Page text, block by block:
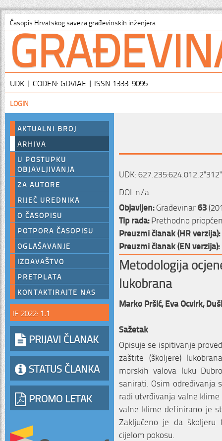
Časopis Hrvatskog saveza građevinskih inženjera
UDK | CODEN: GDVIAE | ISSN 1333-9095
LOGIN
AKTUALNI BROJ
ARHIVA
U POSTUPKU
OBJAVLJIVANJA
ZA AUTORE
RIJEČ UREDNIKA
O ČASOPISU
POTPORA ČASOPISU
OGLAŠAVANJE
IZDAVAŠTVO
PRETPLATA
KONTAKTIRAJTE NAS
IF 2022: 1.1
PRIJAVI ČLANAK
STATUS ČLANKA
PROMO LETAK
UDK: 627.235:624.012.2"312"
DOI: n/a
Objavljen:Građevinar63
Tip rada:Prethodno
Preuzmi članak (HR verzija):
Preuzmi članak (EN verzija):
Metodologija
lukobrana
Marko Pršić,Eva Ocvirk,
Sažetak
Opisuje se ispitivanje
zaštite (školjere)
morskih valova luku
sanirati. Osim određivanja
radi utvrđivanja valne
valne klime definirano je
Zaključeno je da
cijelom pokosu.